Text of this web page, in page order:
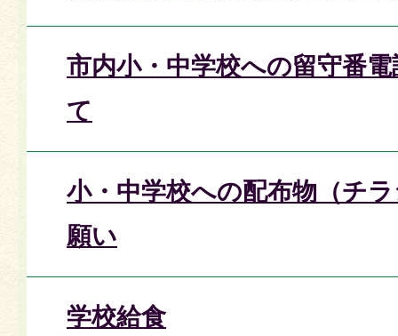
市内小・中学校への留守番
て
小・中学校への配布物（チ
願い
学校給食